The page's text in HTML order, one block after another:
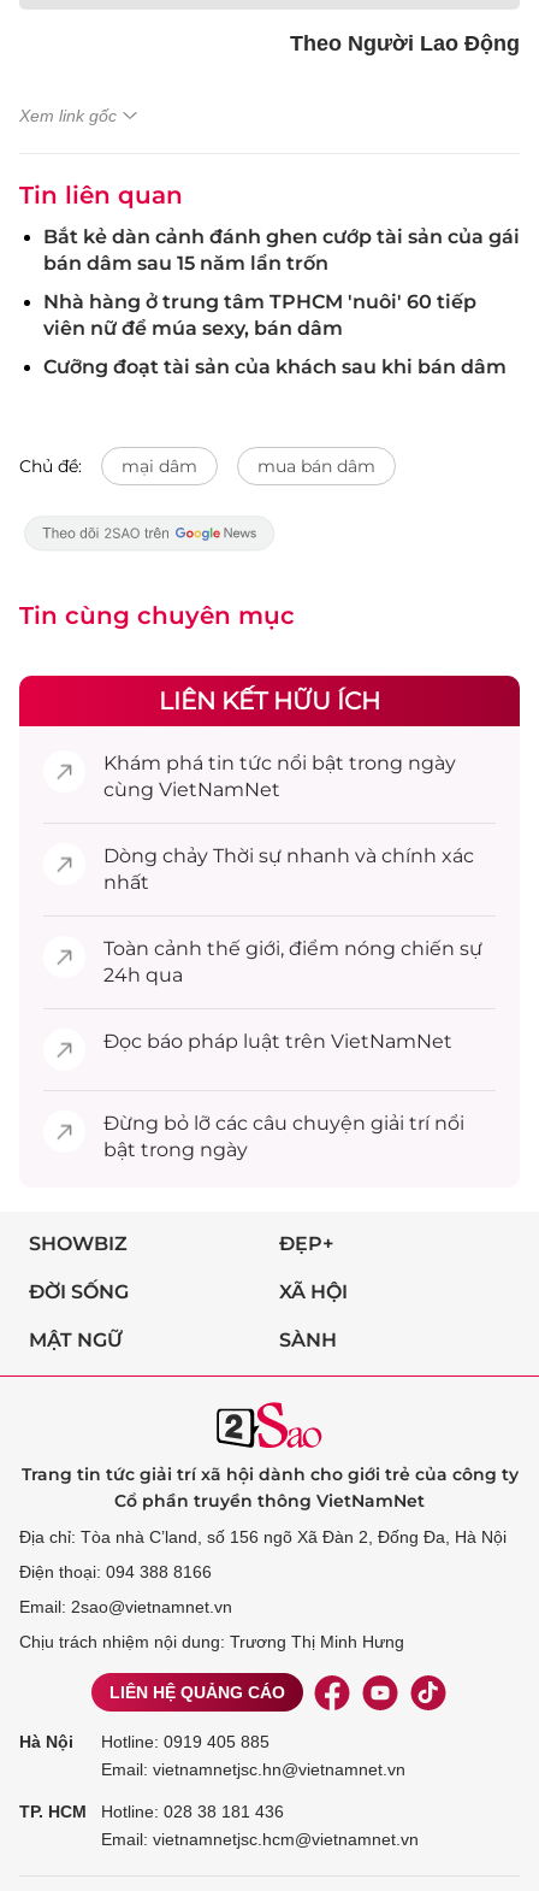
Theo Người Lao Động
Xem link gốc
Tin liên quan
Bắt kẻ dàn cảnh đánh ghen cướp tài sản của gái
bán dâm sau 15 năm lẩn trốn
Nhà hàng ở trung tâm TPHCM 'nuôi' 60 tiếp
viên nữ để múa sexy, bán dâm
Cưỡng đoạt tài sản của khách sau khi bán dâm
Chủ đề: mại dâm mua bán dâm
Tin cùng chuyên mục
LIÊN KẾT HỮU ÍCH
Khám phá tin tức nổi bật trong ngày
cùng VietNamNet
Dòng chảy Thời sự nhanh và chính xác
nhất
Toàn cảnh thế giới, điểm nóng chiến sự
24h qua
Đọc báo pháp luật trên VietNamNet
Đừng bỏ lỡ các câu chuyện giải trínổi
bật trong ngày
SHOWBIZ ĐẸP+
ĐỜI SỐNG XÃ HỘI
MẬT NGỮ SÀNH
Trang tin tức giải trí xã hội dành cho giới trẻ của công ty
Cổ phần truyền thông VietNamNet
Địa chỉ: Tòa nhà C’land, số 156 ngõ Xã Đàn 2, Đống Đa, Hà Nội
Điện thoại: 094 388 8166
Email: 2sao@vietnamnet.vn
Chịu trách nhiệm nội dung: Trương Thị Minh Hưng
LIÊN HỆ QUẢNG CÁO
Hà Nội Hotline: 0919 405 885
Email: vietnamnetjsc.hn@vietnamnet.vn
TP. HCM Hotline: 028 38 181 436
Email: vietnamnetjsc.hcm@vietnamnet.vn